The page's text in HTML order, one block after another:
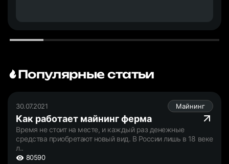
Популярные статьи
30.07.2021 Майнинг
Как работает майнинг ферма
Время не стоит на месте, и каждый раз денежные
средства приобретают новый вид. В России лишь в 18 веке
л..
80590